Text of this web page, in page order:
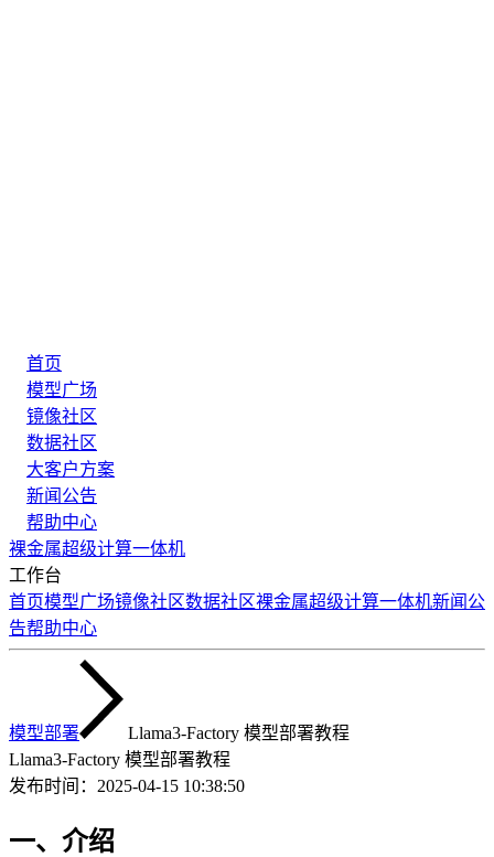
首页
模型广场
镜像社区
数据社区
大客户方案
新闻公告
帮助中心
裸金属超级计算一体机
工作台
首页模型广场镜像社区数据社区裸金属超级计算一体机新闻公
告帮助中心
模型部署
Llama3-Factory 模型部署教程
Llama3-Factory 模型部署教程
发布时间： 2025-04-15 10:38:50
一、介绍